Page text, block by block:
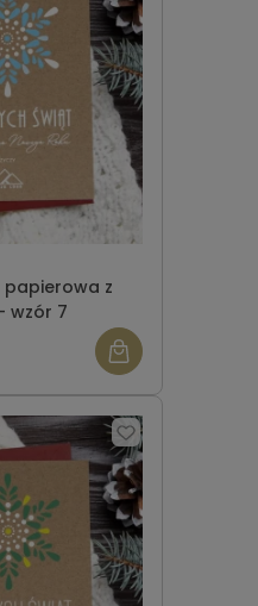
z
logo- rozkładana- wzór 7